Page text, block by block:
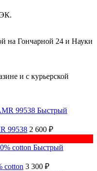
на Гончарной 24 и Науки
и с курьерской
Быстрый
99538 2 600 ₽
Быстрый
cotton 3 300 ₽